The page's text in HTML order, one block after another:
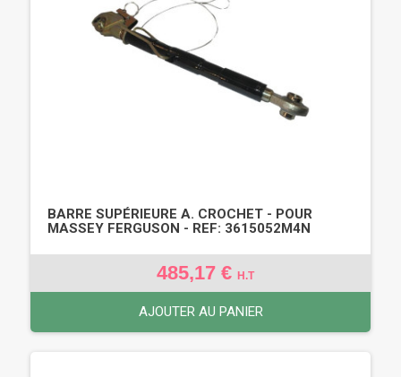
BARRE SUPÉRIEURE A. CROCHET - POUR
MASSEY FERGUSON - REF: 3615052M4N
485,17 € H.T
AJOUTER AU PANIER